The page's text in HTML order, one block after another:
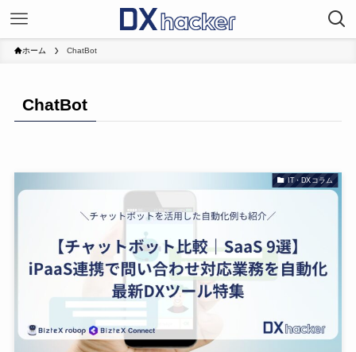
ホーム ChatBot
ChatBot
IT・DXコラム